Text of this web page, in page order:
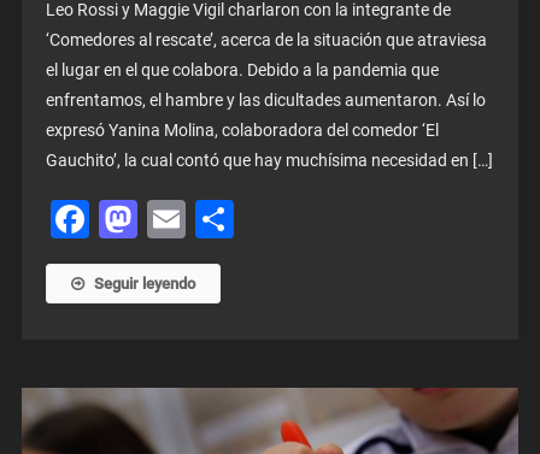
Leo Rossi y Maggie Vigil charlaron con la integrante de
‘Comedores al rescate’, acerca de la situación que atraviesa
el lugar en el que colabora. Debido a la pandemia que
enfrentamos, el hambre y las dicultades aumentaron. Así lo
expresó Yanina Molina, colaboradora del comedor ‘El
Gauchito’, la cual contó que hay muchísima necesidad en […]
Facebook
Mastodon
EmailShare
Seguir leyendo